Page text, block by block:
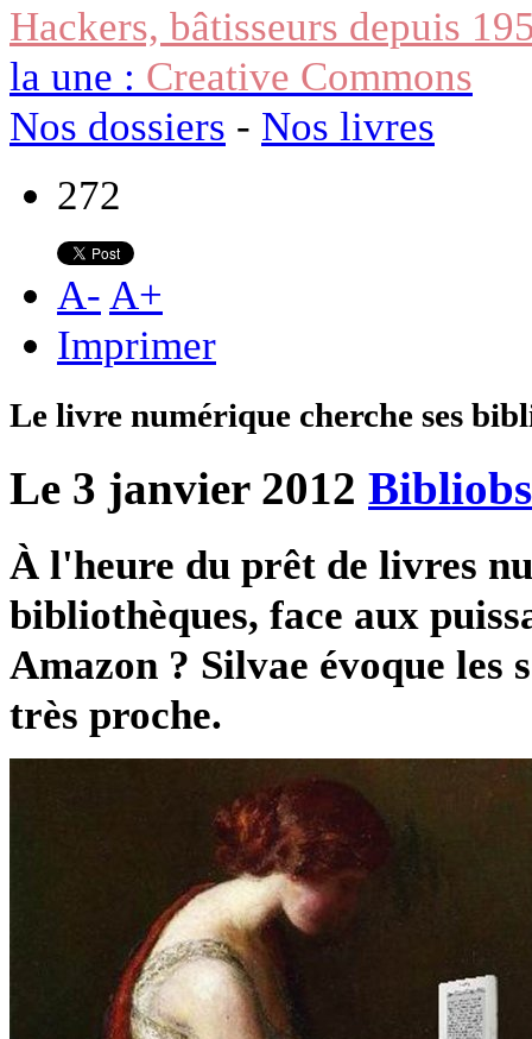
Hackers, bâtisseurs depuis
la une : Creative Commons
Nos dossiers - Nos livres
272
A- A+
Imprimer
Le livre numérique cherche ses
Le 3 janvier 2012
À l'heure du prêt de livres
bibliothèques, face aux
Amazon ? Silvae évoque les
très proche.